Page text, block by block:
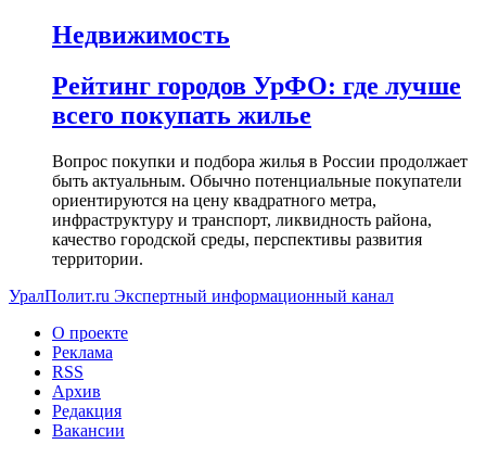
Недвижимость
Рейтинг городов УрФО: где лучше
всего покупать жилье
Вопрос покупки и подбора жилья в России продолжает
быть актуальным. Обычно потенциальные покупатели
ориентируются на цену квадратного метра,
инфраструктуру и транспорт, ликвидность района,
качество городской среды, перспективы развития
территории.
УралПолит.ru Экспертный информационный канал
О проекте
Реклама
RSS
Архив
Редакция
Вакансии